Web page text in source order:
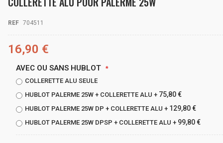
beginning
the
REF 704511
16,90 €
AVEC OU SANS HUBLOT
COLLERETTE ALU SEULE
HUBLOT PALERME 25W + COLLERETTE ALU + 75,80 €
HUBLOT PALERME 25W DP + COLLERETTE ALU + 129,80 €
HUBLOT PALERME 25W DPSP + COLLERETTE ALU + 99,80 €